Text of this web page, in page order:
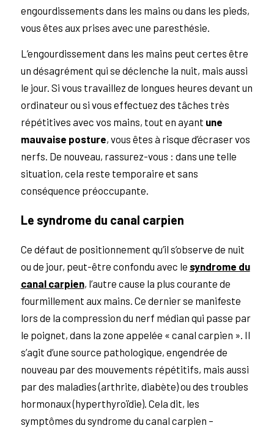
engourdissements dans les mains ou dans les pieds,
vous êtes aux prises avec une paresthésie.
L’engourdissement dans les mains peut certes être
un désagrément qui se déclenche la nuit, mais aussi
le jour. Si vous travaillez de longues heures devant un
ordinateur ou si vous effectuez des tâches très
répétitives avec vos mains, tout en ayant une
mauvaise posture, vous êtes à risque d’écraser vos
nerfs. De nouveau, rassurez-vous : dans une telle
situation, cela reste temporaire et sans
conséquence préoccupante.
Le syndrome du canal carpien
Ce défaut de positionnement qu’il s’observe de nuit
ou de jour, peut-être confondu avec le syndrome du
canal carpien, l’autre cause la plus courante de
fourmillement aux mains. Ce dernier se manifeste
lors de la compression du nerf médian qui passe par
le poignet, dans la zone appelée « canal carpien ». Il
s’agit d’une source pathologique, engendrée de
nouveau par des mouvements répétitifs, mais aussi
par des maladies (arthrite, diabète) ou des troubles
hormonaux (hyperthyroïdie). Cela dit, les
symptômes du syndrome du canal carpien –